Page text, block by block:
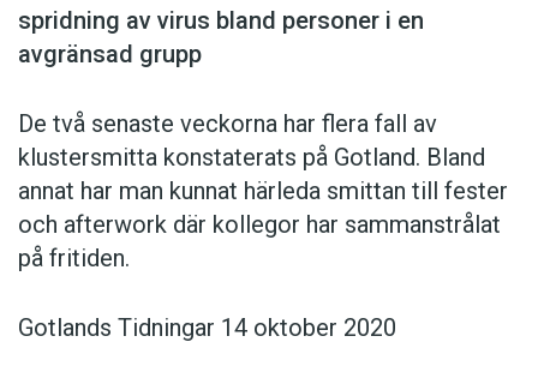
spridning av virus bland personer i en
avgränsad grupp
De två senaste veckorna har flera fall av
klustersmitta konstaterats på Gotland. Bland
annat har man kunnat härleda smittan till fester
och afterwork där kollegor har sammanstrålat
på fritiden.
Gotlands Tidningar 14 oktober 2020